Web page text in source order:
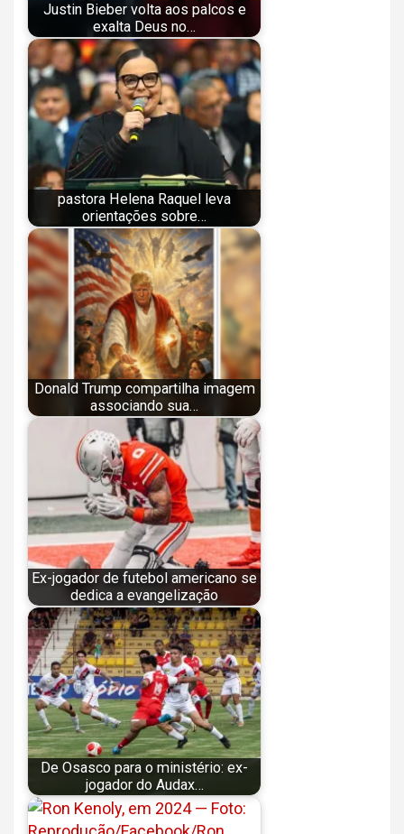
Justin Bieber volta aos palcos e
exalta Deus no…
pastora Helena Raquel leva
orientações sobre…
Donald Trump compartilha imagem
associando sua…
Ex-jogador de futebol americano se
dedica a evangelização
De Osasco para o ministério: ex-
jogador do Audax…